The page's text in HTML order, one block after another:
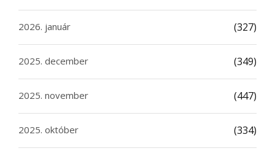
2026. január (327)
2025. december (349)
2025. november (447)
2025. október (334)